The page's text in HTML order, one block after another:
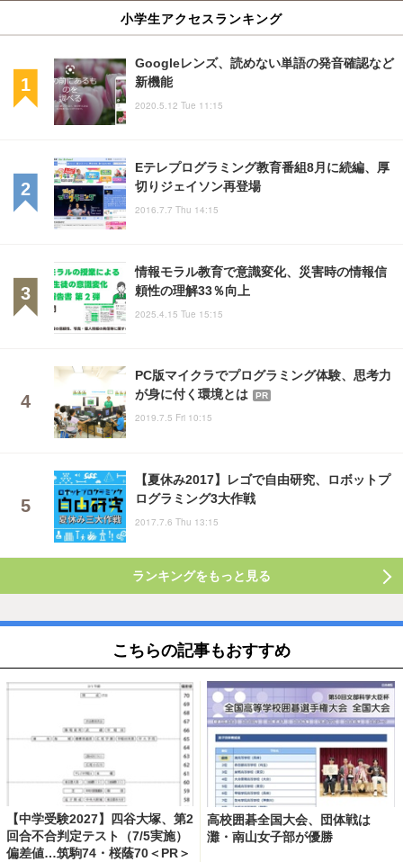
小学生アクセスランキング
Googleレンズ、読めない単語の発音確認など
新機能
2020.5.12 Tue 11:15
Eテレプログラミング教育番組8月に続編、厚
切りジェイソン再登場
2016.7.7 Thu 14:15
情報モラル教育で意識変化、災害時の情報信
頼性の理解33％向上
2025.4.15 Tue 15:15
PC版マイクラでプログラミング体験、思考力
が身に付く環境とは
PR
2019.7.5 Fri 10:15
【夏休み2017】レゴで自由研究、ロボットプ
ログラミング3大作戦
2017.7.6 Thu 13:15
ランキングをもっと見る
こちらの記事もおすすめ
【中学受験2027】四谷大塚、第2
回合不合判定テスト（7/5実施）
偏差値…筑駒74・桜蔭70＜PR＞
高校囲碁全国大会、団体戦は
灘・南山女子部が優勝